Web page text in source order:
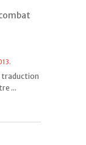
traduction
...